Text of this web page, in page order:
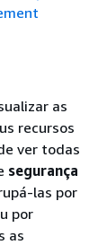
as
recursos
ver todas
segurança
las por
por
as